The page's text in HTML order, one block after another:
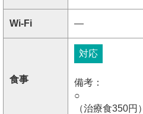
Wi-Fi ―
食事
対応
備考：
○
（治療食350円）